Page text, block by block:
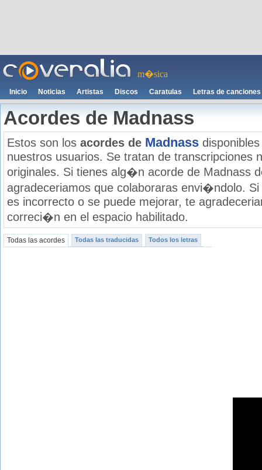
m�sica
Inicio Noticias Artistas Discos Caratulas Letras de canciones
Acordes de Madnass
Estos son los acordes de Madnass
nuestros usuarios. Se tratan de transcripciones
originales. Si tienes alg�n acorde de Madnass
agradeceriamos que colaboraras envi�ndolo.
es incorrecto o se puede mejorar, te
correci�n en el espacio habilitado.
Todas las acordes Todas las traducidas Todos los letras